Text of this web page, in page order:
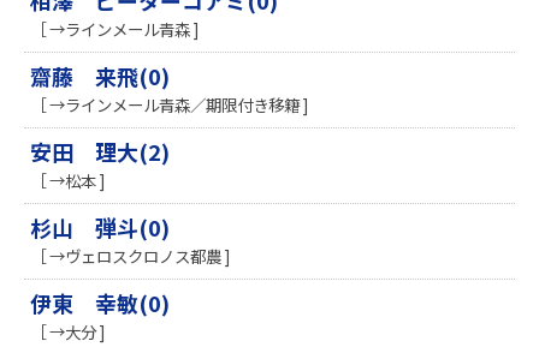
［ →ラインメール青森 ]
齋藤 来飛(0)
［ →ラインメール青森／期限付き移籍 ]
安田 理大(2)
［ →松本 ]
杉山 弾斗(0)
［ →ヴェロスクロノス都農 ]
伊東 幸敏(0)
［ →大分 ]